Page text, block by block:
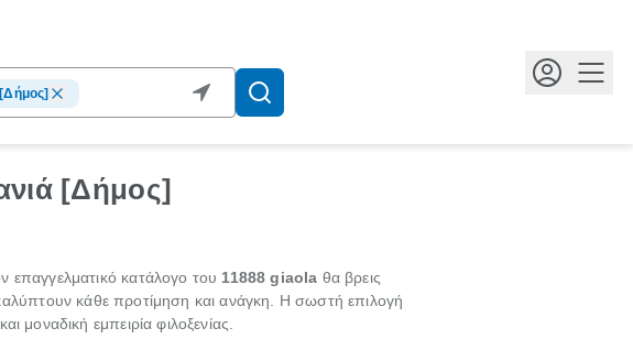
[Δήμος]
κατάλογο του 11888 giaola θα βρεις
κάθε προτίμηση και ανάγκη. Η σωστή επιλογή
μοναδική εμπειρία φιλοξενίας.